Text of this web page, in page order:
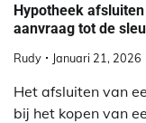
Hypotheek
aanvraag tot de
Rudy Januari 21, 2026
Het afsluiten van
bij het kopen van